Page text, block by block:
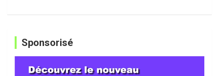
Sponsorisé